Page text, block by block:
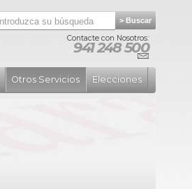
Contacte con Nosotros:
941 248 500
Otros Servicios Elecciones